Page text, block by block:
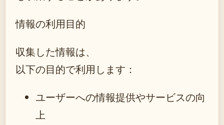
情報の利用目的
収集した情報は、
以下の目的で利用します：
ユーザーへの情報提供やサービスの向
上